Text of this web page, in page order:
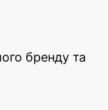
бренду та